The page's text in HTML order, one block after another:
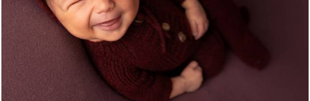
707 0